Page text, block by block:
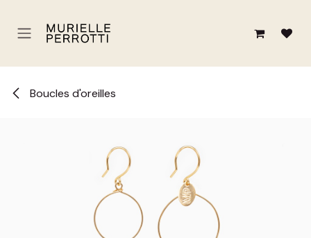
Boucles d'oreilles